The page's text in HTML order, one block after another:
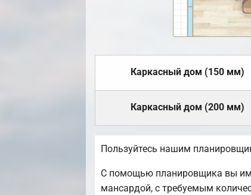
Каркасный дом (150 мм)
Каркасный дом (200 мм)
Пользуйтесь нашим
С помощью планировщика вы
мансардой, с требуемым